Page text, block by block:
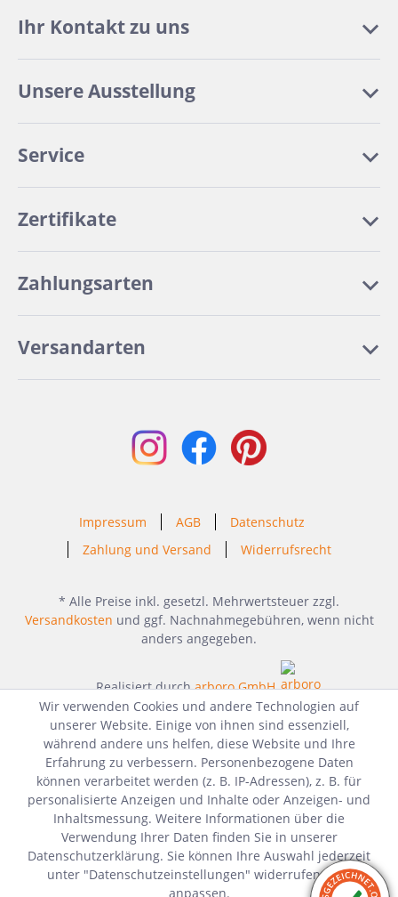
Ihr Kontakt zu uns
Unsere Ausstellung
Service
Zertifikate
Zahlungsarten
Versandarten
Impressum AGB
Datenschutz
Zahlung und Versand
Widerrufsrecht
* Alle Preise inkl. gesetzl. Mehrwertsteuer zzgl.
Versandkosten und ggf. Nachnahmegebühren, wenn nicht
anders angegeben.
Realisiert durcharboro GmbH
Wir verwenden Cookies und andere Technologien auf
unserer Website. Einige von ihnen sind essenziell,
während andere uns helfen, diese Website und Ihre
Erfahrung zu verbessern. Personenbezogene Daten
können verarbeitet werden (z. B. IP-Adressen), z. B. für
personalisierte Anzeigen und Inhalte oder Anzeigen- und
Inhaltsmessung. Weitere Informationen über die
Verwendung Ihrer Daten finden Sie in unserer
Datenschutzerklärung. Sie können Ihre Auswahl jederzeit
unter "Datenschutzeinstellungen" widerrufen oder
anpassen.